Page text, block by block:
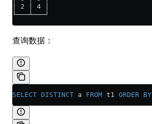
│ 2 │ 4 │
└───┴───┘
查询数据：
SELECT DISTINCT a FROM t1 ORDER BY